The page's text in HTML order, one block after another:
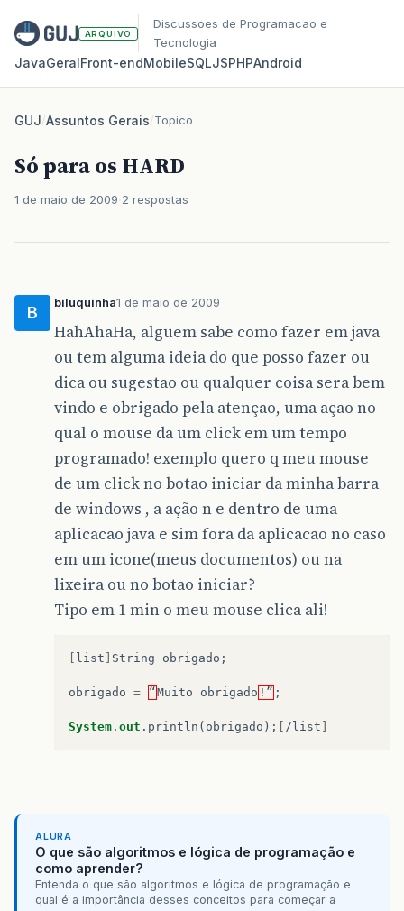
ARQUIVO
Discussoes de Programacao e
Tecnologia
JavaGeralFront‑endMobileSQLJSPHPAndroid
GUJ/Assuntos Gerais/Topico
Só para os HARD
1 de maio de 2009 2 respostas
B
biluquinha1 de maio de 2009
HahAhaHa, alguem sabe como fazer em java
ou tem alguma ideia do que posso fazer ou
dica ou sugestao ou qualquer coisa sera bem
vindo e obrigado pela atençao, uma açao no
qual o mouse da um click em um tempo
programado! exemplo quero q meu mouse
de um click no botao iniciar da minha barra
de windows , a ação n e dentro de uma
aplicacao java e sim fora da aplicacao no caso
em um icone(meus documentos) ou na
lixeira ou no botao iniciar?
Tipo em 1 min o meu mouse clica ali!
list String obrigado ;
obrigado = “ Muito obrigado !” ;
System . out . println ( obrigado ); /list
ALURA
O que são algoritmos e lógica de programação e
como aprender?
Entenda o que são algoritmos e lógica de programação e
qual é a importância desses conceitos para começar a